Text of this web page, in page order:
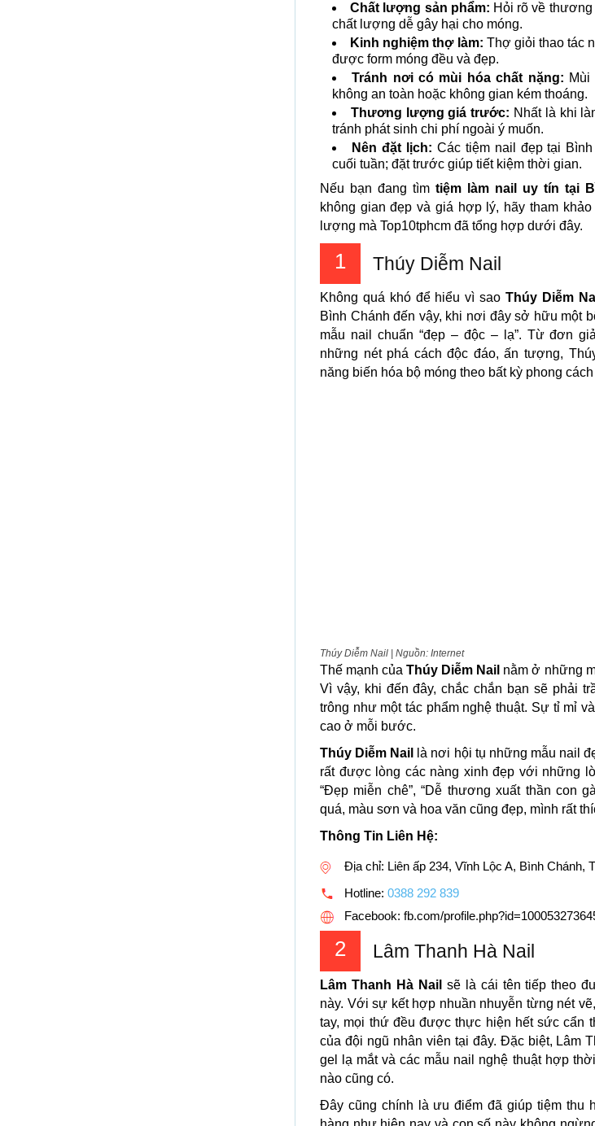
Chất lượng sản phẩm: Hỏi rõ về
chất lượng dễ gây hại cho móng.
Kinh nghiệm thợ làm: Thợ giỏi thao tác
được form móng đều và đẹp.
Tránh nơi có mùi hóa chất nặng:
không an toàn hoặc không gian kém thoáng.
Thương lượng giá trước: Nhất là khi
tránh phát sinh chi phí ngoài ý muốn.
Nên đặt lịch: Các tiệm nail đẹp tại
cuối tuần; đặt trước giúp tiết kiệm thời gian.
Nếu bạn đang tìm tiệm làm nail uy tín tại
không gian đẹp và giá hợp lý, hãy tham
lượng mà Top10tphcm đã tổng hợp dưới đây.
1 Thúy Diễm Nail
Không quá khó để hiểu vì saoThúy Diễm
Bình Chánh đến vậy, khi nơi đây sở hữu một
mẫu nail chuẩn “đẹp – độc – lạ”. Từ đơn
những nét phá cách độc đáo, ấn tượng,
năng biến hóa bộ móng theo bất kỳ phong
Thúy Diễm Nail | Nguồn: Internet
Thế mạnh củaThúy Diễm Nail nằm ở những
Vì vậy, khi đến đây, chắc chắn bạn sẽ phải
trông như một tác phẩm nghệ thuật. Sự tỉ mỉ
cao ở mỗi bước.
Thúy Diễm Nail
là nơi hội tụ những mẫu nail
rất được lòng các nàng xinh đẹp với những
“Đẹp miễn chê”, “Dễ thương xuất thần con
quá, màu sơn và hoa văn cũng đẹp, mình rất
Thông Tin Liên Hệ:
Địa chỉ: Liên ấp 234, Vĩnh Lộc A, Bình Chánh,
Hotline: 0388 292 839
Facebook: fb.com/
2 Lâm Thanh Hà Nail
Lâm Thanh Hà Nail sẽ là cái tên tiếp theo
này. Với sự kết hợp nhuần nhuyễn từng nét
tay, mọi thứ đều được thực hiện hết sức cẩn
của đội ngũ nhân viên tại đây. Đặc biệt, Lâm
gel lạ mắt và các mẫu nail nghệ thuật hợp
nào cũng có.
Đây cũng chính là ưu điểm đã giúp tiệm thu